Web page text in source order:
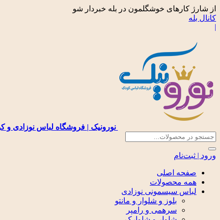
از شارژ کارهای خوشگلمون در بله خبردار شو
کانال بله
|
نورونیک | فروشگاه لباس نوزادی و
ورود | ثبت‌نام
صفحه اصلی
همه محصولات
لباس سیسمونی نوزادی
بلوز و شلوار و مانتو
سرهمی و رامپر